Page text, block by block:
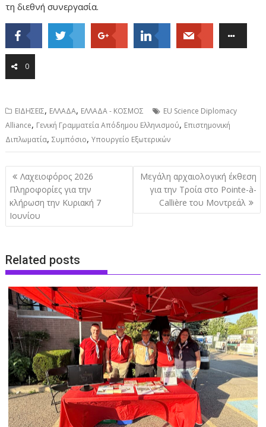
τη διεθνή συνεργασία.
0
ΕΙΔΗΣΕΙΣ, ΕΛΛΑΔΑ, ΕΛΛΑΔΑ - ΚΟΣΜΟΣ
EU Science Diplomacy
Alliance, Γενική Γραμματεία Απόδημου Ελληνισμού, Επιστημονική
Διπλωματία,Συμπόσιο,Υπουργείο Εξωτερικών
Post
navigation
Λαχειοφόρος 2026
Πληροφορίες για την
κλήρωση την Κυριακή 7
Ιουνίου
Μεγάλη αρχαιολογική έκθεση
για την Τροία στο Pointe-à-
Callière του Μοντρεάλ
Related posts